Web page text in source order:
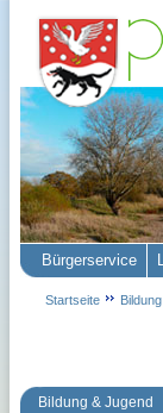
Bildung & Jugend
Bürgerservice
Startseite